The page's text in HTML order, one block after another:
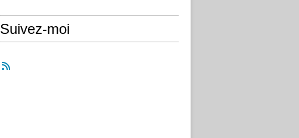
Suivez-moi